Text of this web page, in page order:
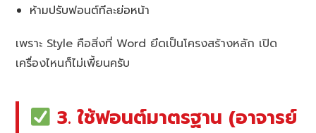
ห้ามปรับฟอนต์ทีละย่อหน้า
เพราะ Style คือสิ่งที่ Word ยึดเป็นโครงสร้างหลัก เปิด
เครื่องไหนก็ไม่เพี้ยนครับ
3. ใช้ฟอนต์มาตรฐาน (อาจารย์